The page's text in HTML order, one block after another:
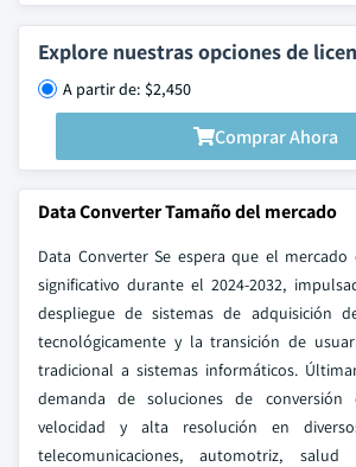
Explore nuestras opciones de
A partir de: $2,450
Comprar Ahora
Data Converter Tamaño del mercado
Data Converter Se espera que el mercado
significativo durante el 2024-2032,
despliegue de sistemas de adquisición
tecnológicamente y la transición de
tradicional a sistemas informáticos.
demanda de soluciones de
velocidad y alta resolución en
telecomunicaciones, automotriz,